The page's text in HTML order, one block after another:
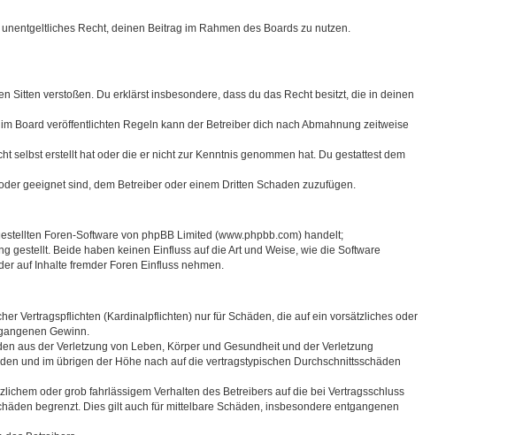
Recht, deinen Beitrag im Rahmen des Boards zu nutzen.
Sitten verstoßen. Du erklärst insbesondere, dass du das Recht besitzt, die in deinen
Board veröffentlichten Regeln kann der Betreiber dich nach Abmahnung zeitweise
selbst erstellt hat oder die er nicht zur Kenntnis genommen hat. Du gestattest dem
geeignet sind, dem Betreiber oder einem Dritten Schaden zuzufügen.
Foren-Software von phpBB Limited (www.phpbb.com) handelt;
gestellt. Beide haben keinen Einfluss auf die Art und Weise, wie die Software
auf Inhalte fremder Foren Einfluss nehmen.
Vertragspflichten (Kardinalpflichten) nur für Schäden, die auf ein vorsätzliches oder
Gewinn.
aus der Verletzung von Leben, Körper und Gesundheit und der Verletzung
und im übrigen der Höhe nach auf die vertragstypischen Durchschnittsschäden
oder grob fahrlässigem Verhalten des Betreibers auf die bei Vertragsschluss
begrenzt. Dies gilt auch für mittelbare Schäden, insbesondere entgangenen